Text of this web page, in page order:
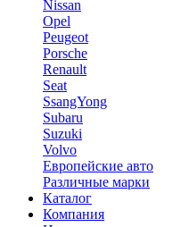
Nissan
Opel
Peugeot
Porsche
Renault
Seat
SsangYong
Subaru
Suzuki
Volvo
Европейские авто
Различные марки
Каталог
Компания